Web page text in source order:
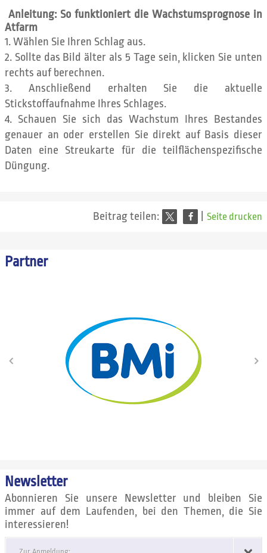
Anleitung: So funktioniert die Wachstumsprognose in
Atfarm
Wählen Sie Ihren Schlag aus.
Sollte das Bild älter als 5 Tage sein, klicken Sie unten
rechts auf berechnen.
Anschließend erhalten Sie die aktuelle
Stickstoffaufnahme Ihres Schlages.
Schauen Sie sich das Wachstum Ihres Bestandes
genauer an oder erstellen Sie direkt auf Basis dieser
Daten eine Streukarte für die teilflächenspezifische
Düngung.
Beitrag teilen: Seite drucken
Partner
Newsletter
Abonnieren Sie unsere Newsletter und bleiben Sie
immer auf dem Laufenden, bei den Themen, die Sie
interessieren!